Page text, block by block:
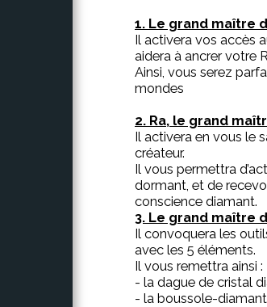
1. Le grand maître
Il activera vos accès
aidera à ancrer votre
Ainsi, vous serez
mondes
2. Ra, le grand
Il activera en vous le
créateur.
Il vous permettra
dormant, et de
conscience diamant.
3. Le grand maître
Il convoquera les
avec les 5 éléments.
Il vous remettra ainsi :
- la dague de cristal
- la boussole-